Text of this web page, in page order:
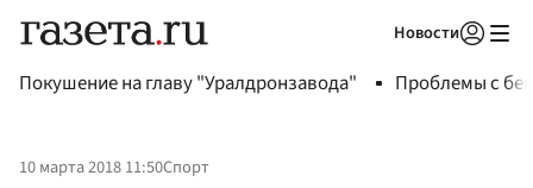
Новости
Покушение на главу "Уралдронзавода" Проблемы с
10 марта 2018 11:50Спорт